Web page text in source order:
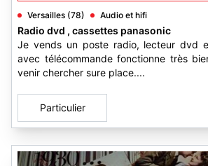
Versailles (78) Audio et hifi
Radio dvd , cassettes panasonic
Je vends un poste radio, lecteur dvd
avec télécommande fonctionne très
venir chercher sure place....
Particulier